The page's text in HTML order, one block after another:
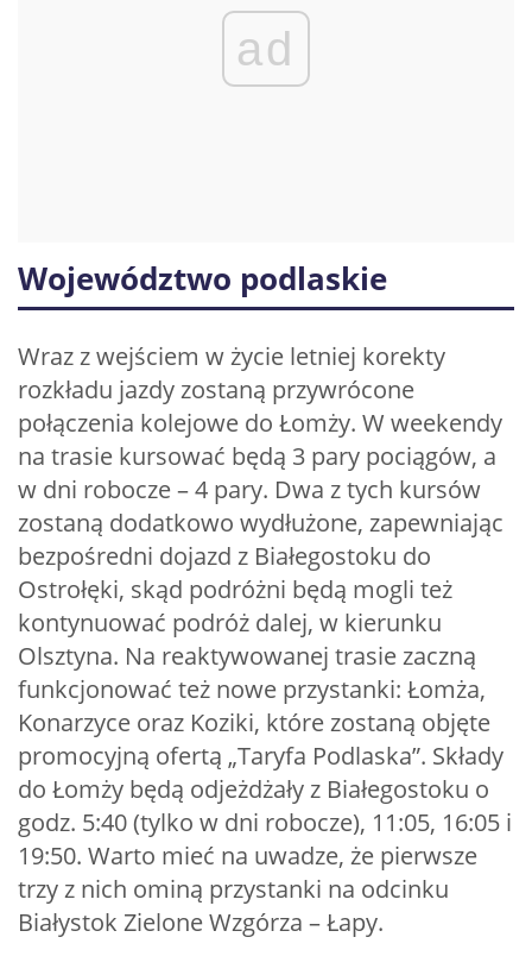
ad
Województwo podlaskie
Wraz z wejściem w życie letniej korekty
rozkładu jazdy zostaną przywrócone
połączenia kolejowe do Łomży. W weekendy
na trasie kursować będą 3 pary pociągów, a
w dni robocze – 4 pary. Dwa z tych kursów
zostaną dodatkowo wydłużone, zapewniając
bezpośredni dojazd z Białegostoku do
Ostrołęki, skąd podróżni będą mogli też
kontynuować podróż dalej, w kierunku
Olsztyna. Na reaktywowanej trasie zaczną
funkcjonować też nowe przystanki: Łomża,
Konarzyce oraz Koziki, które zostaną objęte
promocyjną ofertą „Taryfa Podlaska”. Składy
do Łomży będą odjeżdżały z Białegostoku o
godz. 5:40 (tylko w dni robocze), 11:05, 16:05 i
19:50. Warto mieć na uwadze, że pierwsze
trzy z nich ominą przystanki na odcinku
Białystok Zielone Wzgórza – Łapy.